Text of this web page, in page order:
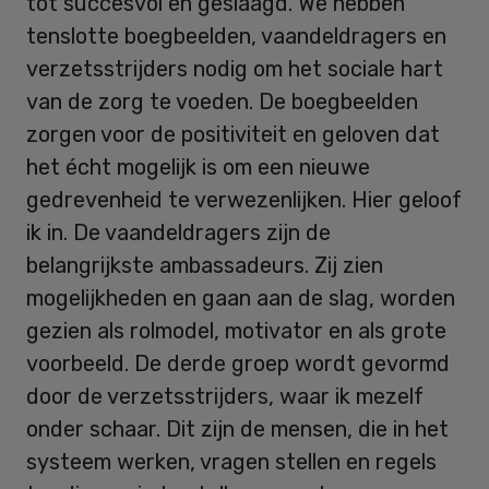
tenslotte boegbeelden, vaandeldragers en
verzetsstrijders nodig om het sociale hart
van de zorg te voeden. De boegbeelden
zorgen voor de positiviteit en geloven dat
het écht mogelijk is om een nieuwe
gedrevenheid te verwezenlijken. Hier geloof
ik in. De vaandeldragers zijn de
belangrijkste ambassadeurs. Zij zien
mogelijkheden en gaan aan de slag, worden
gezien als rolmodel, motivator en als grote
voorbeeld. De derde groep wordt gevormd
door de verzetsstrijders, waar ik mezelf
onder schaar. Dit zijn de mensen, die in het
systeem werken, vragen stellen en regels